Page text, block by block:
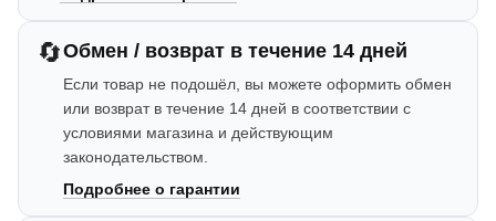
🔄Обмен / возврат в течение 14 дней
Если товар не подошёл, вы можете оформить обмен
или возврат в течение 14 дней в соответствии с
условиями магазина и действующим
законодательством.
Подробнее о гарантии